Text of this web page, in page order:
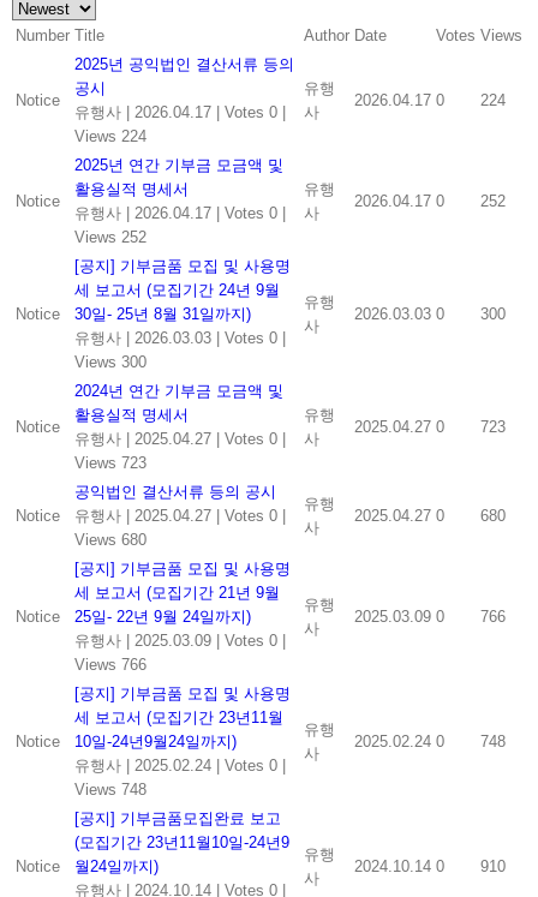
Number Title Author Date Votes Views
Notice
2025년 공익법인 결산서류 등의
공시
유행사 | 2026.04.17 | Votes 0 |
Views 224
유행
사
2026.04.17 0 224
Notice
2025년 연간 기부금 모금액 및
활용실적 명세서
유행사 | 2026.04.17 | Votes 0 |
Views 252
유행
사
2026.04.17 0 252
Notice
[공지] 기부금품 모집 및 사용명
세 보고서 (모집기간 24년 9월
30일- 25년 8월 31일까지)
유행사 | 2026.03.03 | Votes 0 |
Views 300
유행
사
2026.03.03 0 300
Notice
2024년 연간 기부금 모금액 및
활용실적 명세서
유행사 | 2025.04.27 | Votes 0 |
Views 723
유행
사
2025.04.27 0 723
Notice
공익법인 결산서류 등의 공시
유행사 | 2025.04.27 | Votes 0 |
Views 680
유행
사
2025.04.27 0 680
Notice
[공지] 기부금품 모집 및 사용명
세 보고서 (모집기간 21년 9월
25일- 22년 9월 24일까지)
유행사 | 2025.03.09 | Votes 0 |
Views 766
유행
사
2025.03.09 0 766
Notice
[공지] 기부금품 모집 및 사용명
세 보고서 (모집기간 23년11월
10일-24년9월24일까지)
유행사 | 2025.02.24 | Votes 0 |
Views 748
유행
사
2025.02.24 0 748
Notice
[공지] 기부금품모집완료 보고
(모집기간 23년11월10일-24년9
월24일까지)
유행사 | 2024.10.14 | Votes 0 |
유행
사
2024.10.14 0 910